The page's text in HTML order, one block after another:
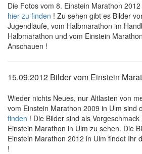
Die Fotos vom 8. Einstein Marathon
hier zu finden ! Zu sehen gibt es Bilder
Jugendläufe, vom Halbmarathon im
Halbmarathon und vom Einstein
Anschauen !
15.09.2012 Bilder vom Einstein
Wieder nichts Neues, nur Altlasten von
vom Einstein Marathon 2009 in Ulm sind
finden ! Die Bilder sind als
Einstein Marathon in Ulm zu sehen. Die
Einstein Marathon 2012 in Ulm findet Ihr
!